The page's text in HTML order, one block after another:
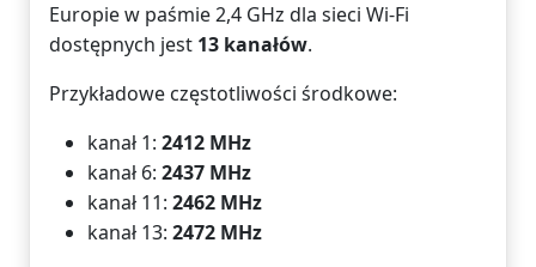
Europie w paśmie 2,4 GHz dla sieci Wi-Fi
dostępnych jest 13 kanałów.
Przykładowe częstotliwości środkowe:
kanał 1: 2412 MHz
kanał 6: 2437 MHz
kanał 11: 2462 MHz
kanał 13: 2472 MHz